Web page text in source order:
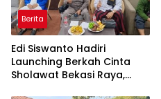
Berita
Edi Siswanto Hadiri
Launching Berkah Cinta
Sholawat Bekasi Raya,